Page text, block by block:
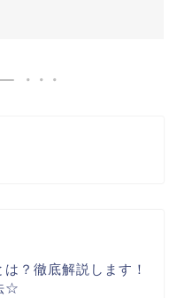
？徹底解説します！
☆